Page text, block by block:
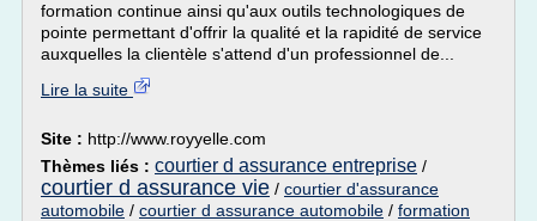
formation continue ainsi qu'aux outils technologiques de
pointe permettant d'offrir la qualité et la rapidité de service
auxquelles la clientèle s'attend d'un professionnel de...
Lire la suite
Site : http://www.royyelle.com
Thèmes liés : courtier d assurance entreprise /
courtier d assurance vie / courtier d'assurance
automobile / courtier d assurance automobile / formation